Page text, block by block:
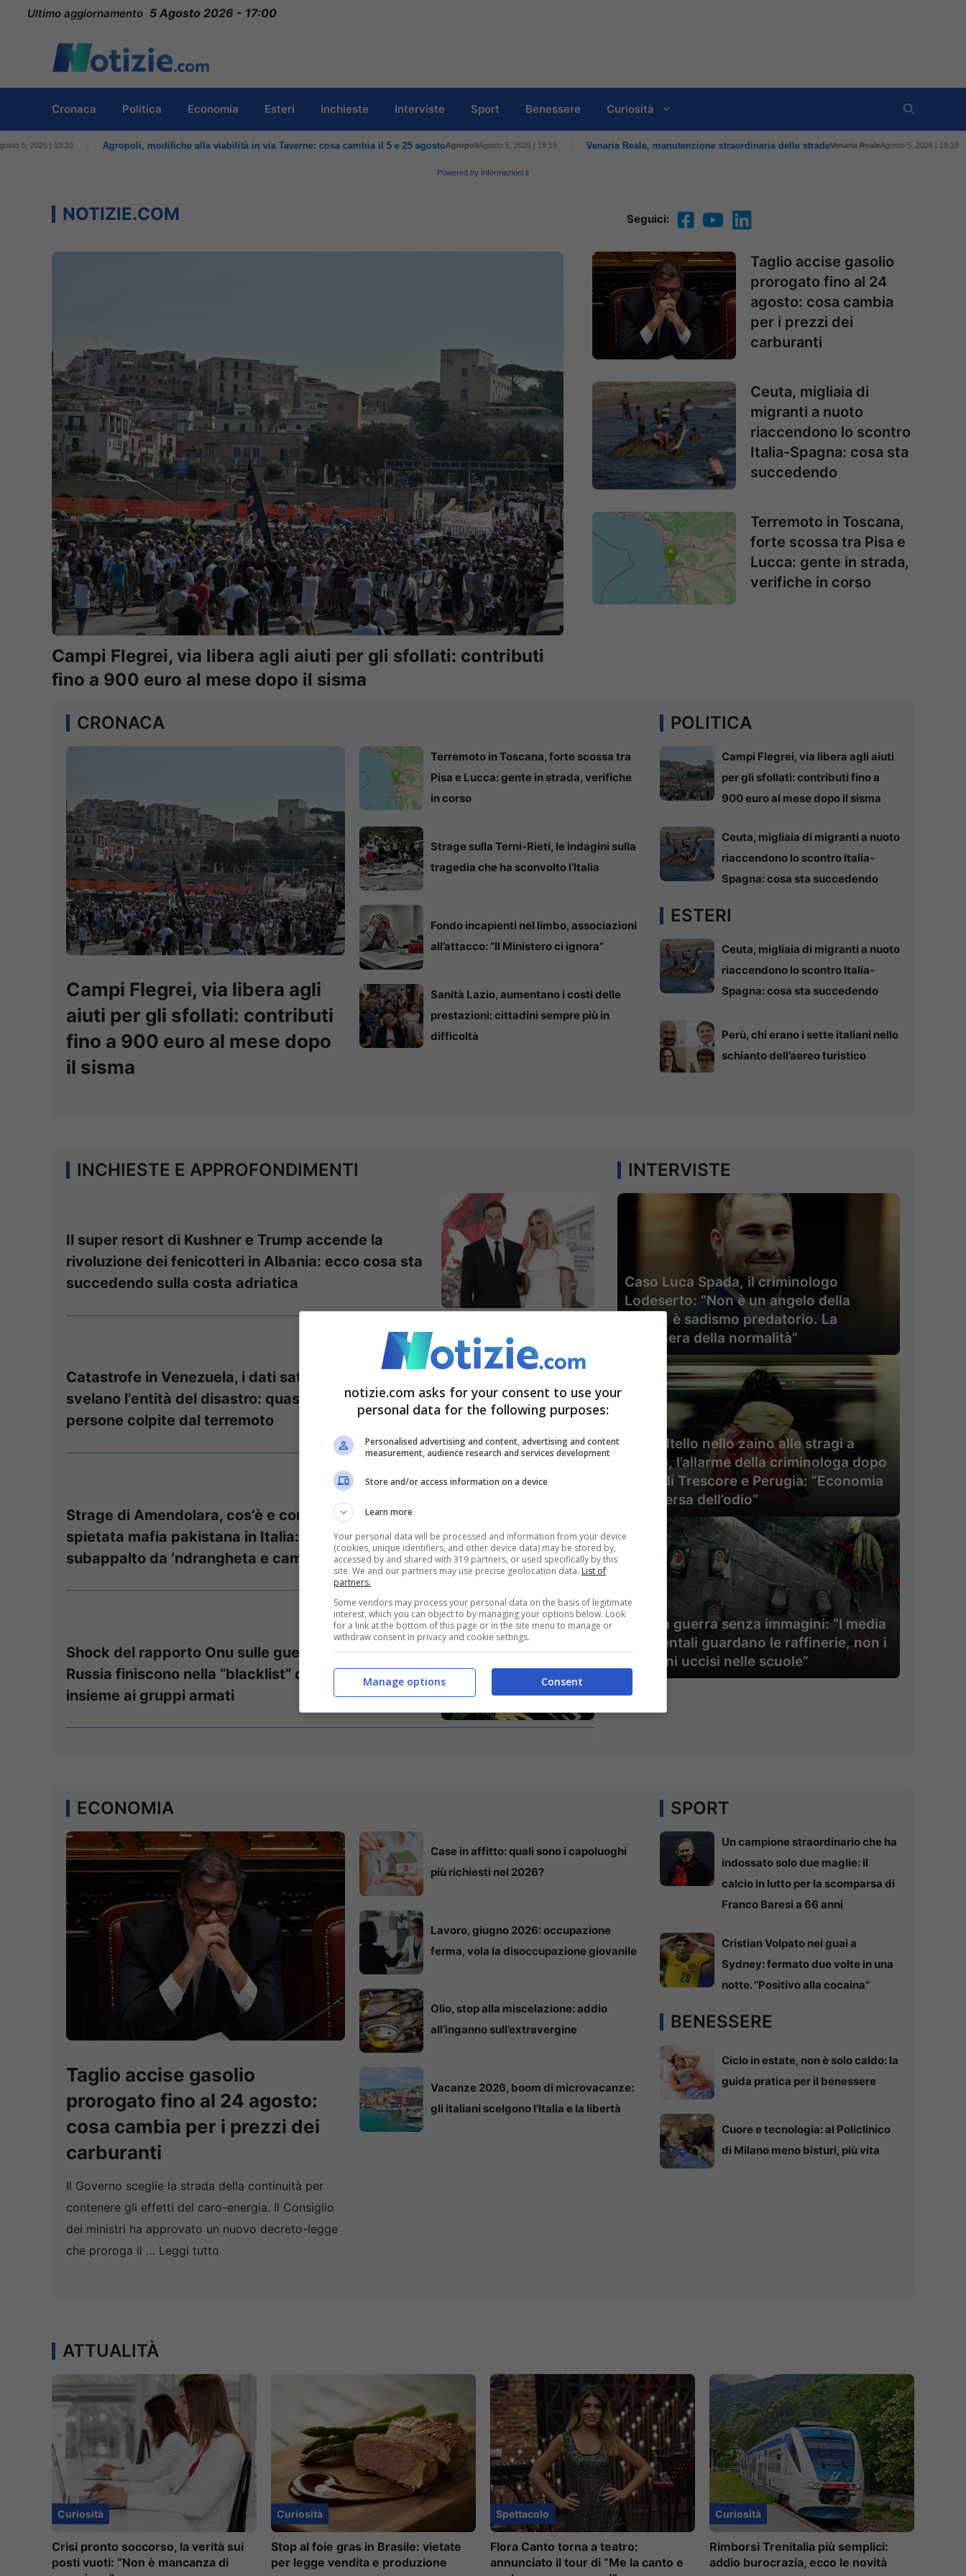
contenuto
Ultimo aggiornamento 5 Agosto 2026 - 17:00
Cronaca Politica Economia Esteri Inchieste Interviste Sport Benessere Curiosità
Powered by Informazioni.it
NOTIZIE.COM Seguici:
Campi Flegrei, via libera agli aiuti per gli sfollati: contributi
fino a 900 euro al mese dopo il sisma
Taglio accise gasolio
prorogato fino al 24
agosto: cosa cambia
per i prezzi dei
carburanti
Ceuta, migliaia di
migranti a nuoto
riaccendono lo scontro
Italia-Spagna: cosa sta
succedendo
Terremoto in Toscana,
forte scossa tra Pisa e
Lucca: gente in strada,
verifiche in corso
CRONACA
Campi Flegrei, via libera agli
aiuti per gli sfollati: contributi
fino a 900 euro al mese dopo
il sisma
Terremoto in Toscana, forte scossa tra
Pisa e Lucca: gente in strada, verifiche
in corso
Strage sulla Terni-Rieti, le indagini sulla
tragedia che ha sconvolto l’Italia
Fondo incapienti nel limbo, associazioni
all’attacco: “Il Ministero ci ignora”
Sanità Lazio, aumentano i costi delle
prestazioni: cittadini sempre più in
difficoltà
POLITICA
Campi Flegrei, via libera agli aiuti
per gli sfollati: contributi fino a
900 euro al mese dopo il sisma
Ceuta, migliaia di migranti a nuoto
riaccendono lo scontro Italia-
Spagna: cosa sta succedendo
ESTERI
Ceuta, migliaia di migranti a nuoto
riaccendono lo scontro Italia-
Spagna: cosa sta succedendo
Perù, chi erano i sette italiani nello
schianto dell’aereo turistico
INCHIESTE E APPROFONDIMENTI
Il super resort di Kushner e Trump accende la
rivoluzione dei fenicotteri in Albania: ecco cosa sta
succedendo sulla costa adriatica
Catastrofe in Venezuela, i dati satellitari dell’Ia
svelano l’entità del disastro: quasi 7 milioni di
persone colpite dal terremoto
Strage di Amendolara, cos’è e come opera la
spietata mafia pakistana in Italia: il sistema in
subappalto da ‘ndrangheta e camorra
Shock del rapporto Onu sulle guerre: Israele e
Russia finiscono nella “blacklist” degli abusi sessuali
insieme ai gruppi armati
INTERVISTE
Caso Luca Spada, il criminologo
Lodeserto: “Non è un angelo della
morte, è sadismo predatorio. La
maschera della normalità”
Dal coltello nello zaino alle stragi a
scuola, l’allarme della criminologa dopo
i fatti di Trescore e Perugia: “Economia
sommersa dell’odio”
Iran, la guerra senza immagini: “I media
occidentali guardano le raffinerie, non i
bambini uccisi nelle scuole”
ECONOMIA
Taglio accise gasolio
prorogato fino al 24 agosto:
cosa cambia per i prezzi dei
carburanti
Il Governo sceglie la strada della continuità per
contenere gli effetti del caro-energia. Il Consiglio
dei ministri ha approvato un nuovo decreto-legge
che proroga il … Leggi tutto
Case in affitto: quali sono i capoluoghi
più richiesti nel 2026?
Lavoro, giugno 2026: occupazione
ferma, vola la disoccupazione giovanile
Olio, stop alla miscelazione: addio
all’inganno sull’extravergine
Vacanze 2026, boom di microvacanze:
gli italiani scelgono l’Italia e la libertà
SPORT
Un campione straordinario che ha
indossato solo due maglie: il
calcio in lutto per la scomparsa di
Franco Baresi a 66 anni
Cristian Volpato nei guai a
Sydney: fermato due volte in una
notte. “Positivo alla cocaina”
BENESSERE
Ciclo in estate, non è solo caldo: la
guida pratica per il benessere
Cuore e tecnologia: al Policlinico
di Milano meno bisturi, più vita
ATTUALITÀ
Curiosità
Crisi pronto soccorso, la verità sui
posti vuoti: “Non è mancanza di
Curiosità
Stop al foie gras in Brasile: vietate
per legge vendita e produzione
Spettacolo
Flora Canto torna a teatro:
annunciato il tour di “Me la canto e
Curiosità
Rimborsi Trenitalia più semplici:
addio burocrazia, ecco le novità
notizie.com asks for your consent to use your
personal data for the following purposes:
Personalised advertising and content, advertising and content
measurement, audience research and services development
Store and/or access information on a device
Learn more
Your personal data will be processed and information from your device
(cookies, unique identifiers, and other device data) may be stored by,
accessed by and shared with 319 partners, or used specifically by this
site. We and our partners may use precise geolocation data. List of
partners.
Some vendors may process your personal data on the basis of legitimate
interest, which you can object to by managing your options below. Look
for a link at the bottom of this page or in the site menu to manage or
withdraw consent in privacy and cookie settings.
Consent
Manage options